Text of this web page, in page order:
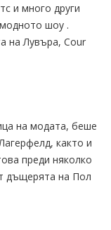
и много други
шоу .
на Лувъра, Cour
на модата, беше
както и
преди няколко
дъщерята на Пол